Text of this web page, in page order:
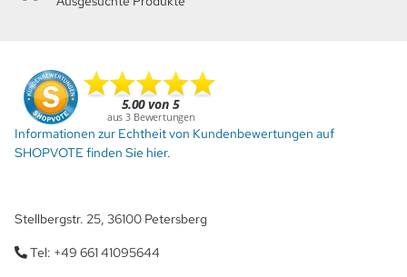
Informationen zur Echtheit von Kundenbewertungen auf
SHOPVOTE finden Sie hier.
Stellbergstr. 25, 36100 Petersberg
Tel: +49 661 41095644